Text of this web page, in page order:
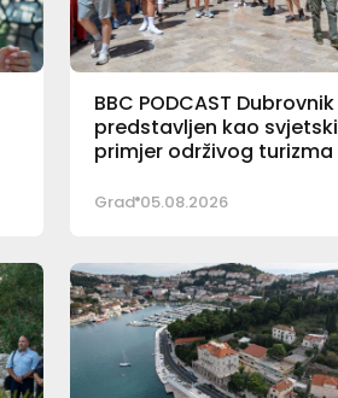
BBC PODCAST Dubrovnik
predstavljen kao svjetski
primjer održivog turizma
Grad 05.08.2026